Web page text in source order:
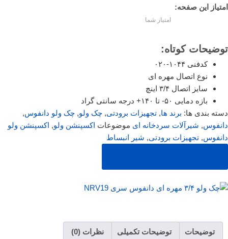
امتیاز این صفحه:
امتیاز شما
توضیحات کوتاه:
کدفنی ۱۰۴۴-۰۲۰
نوع اتصال مهره ای
سایز اتصال ۳/۴ اینچ
بازه دمایی ۵۰- تا ۱۴۰+ درجه سانتی گراد
دسته بندی ها: برند ها, تجهیزات برودتی, چک ولو, چک ولو دانفوس,
دانفوس, شیرآلات سردخانه ای موضوعات اکسپنشن ولو, اکسپنشن ولو
دانفوس, تجهیزات برودتی, شیر انبساط
توضیحات توضیحات تکمیلی نظرات (0)